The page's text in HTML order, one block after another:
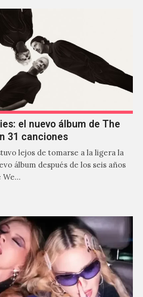
el nuevo álbum de The
31 canciones
lejos de tomarse a la ligera la
álbum después de los seis años
We…